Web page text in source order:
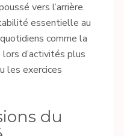
vers l’arrière.
essentielle au
comme la
lors d’activités plus
les exercices
du